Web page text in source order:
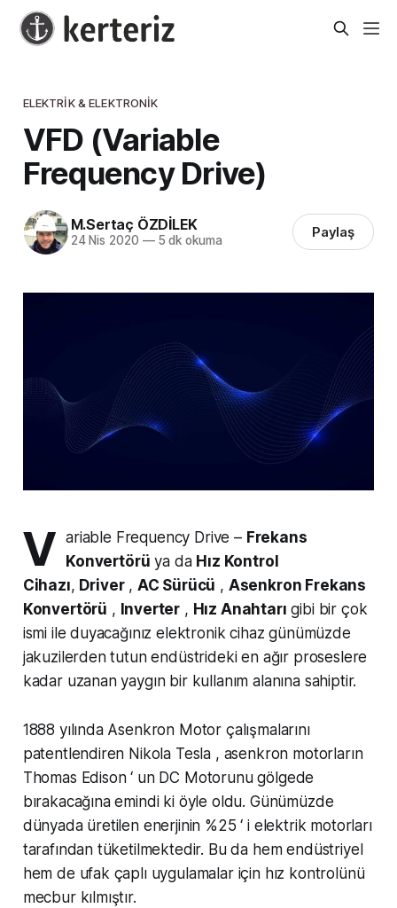
ELEKTRIK & ELEKTRONIK
VFD (Variable
Frequency Drive)
M.Sertaç ÖZDİLEK
24 Nis 2020 —5 dk okuma Paylaş
V ariable Frequency Drive – Frekans
Konvertörü ya da Hız Kontrol
Cihazı, Driver, AC Sürücü , Asenkron Frekans
Konvertörü , Inverter , Hız Anahtarı gibi bir çok
ismi ile duyacağınız elektronik cihaz günümüzde
jakuzilerden tutun endüstrideki en ağır proseslere
kadar uzanan yaygın bir kullanım alanına sahiptir.
1888 yılında Asenkron Motor çalışmalarını
patentlendiren Nikola Tesla , asenkron motorların
Thomas Edison ‘ un DC Motorunu gölgede
bırakacağına emindi ki öyle oldu. Günümüzde
dünyada üretilen enerjinin %25 ‘ i elektrik motorları
tarafından tüketilmektedir. Bu da hem endüstriyel
hem de ufak çaplı uygulamalar için hız kontrolünü
mecbur kılmıştır.